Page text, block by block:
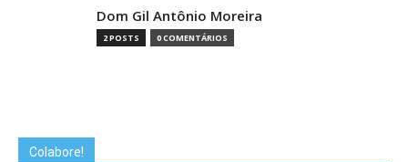
Dom Gil Antônio Moreira
2 POSTS 0 COMENTÁRIOS
Colabore!